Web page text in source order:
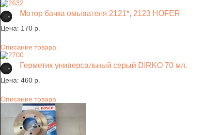
Мотор бачка омывателя 2121*, 2123 HOFER
Цена: 170 p.
Описание товара
Герметик универсальный серый DIRKO 70 мл.
Цена: 460 p.
Описание товара